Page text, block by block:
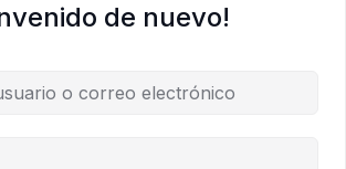
de nuevo!